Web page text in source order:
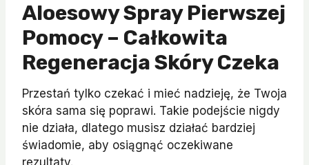
Aloesowy Spray Pierwszej
Pomocy – Całkowita
Regeneracja Skóry Czeka
Przestań tylko czekać i mieć nadzieję, że Twoja
skóra sama się poprawi. Takie podejście nigdy
nie działa, dlatego musisz działać bardziej
świadomie, aby osiągnąć oczekiwane